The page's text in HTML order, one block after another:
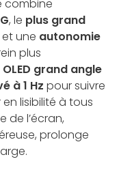
combine
, le plus grand
une autonomie
plus
OLED grand angle
à 1 Hz pour suivre
lisibilité à tous
de l’écran,
prolonge